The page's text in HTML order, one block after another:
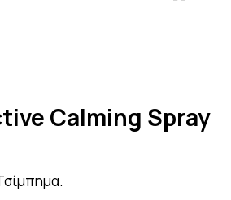
Calming Spray